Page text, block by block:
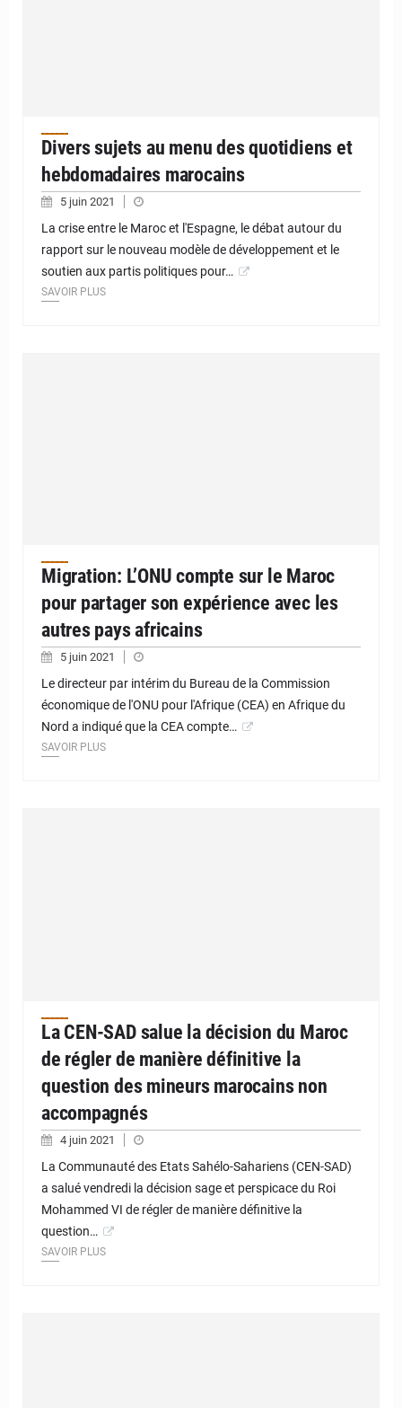
Divers sujets au menu des quotidiens et
hebdomadaires marocains
5 juin 2021
La crise entre le Maroc et l'Espagne, le débat autour du
rapport sur le nouveau modèle de développement et le
soutien aux partis politiques pour…
SAVOIR PLUS
Migration: L’ONU compte sur le Maroc
pour partager son expérience avec les
autres pays africains
5 juin 2021
Le directeur par intérim du Bureau de la Commission
économique de l'ONU pour l'Afrique (CEA) en Afrique du
Nord a indiqué que la CEA compte…
SAVOIR PLUS
La CEN-SAD salue la décision du Maroc
de régler de manière définitive la
question des mineurs marocains non
accompagnés
4 juin 2021
La Communauté des Etats Sahélo-Sahariens (CEN-SAD)
a salué vendredi la décision sage et perspicace du Roi
Mohammed VI de régler de manière définitive la
question…
SAVOIR PLUS